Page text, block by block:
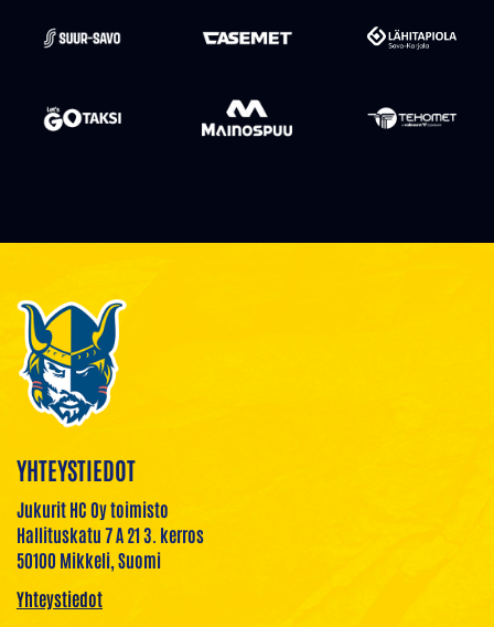
YHTEYSTIEDOT
Jukurit HC Oy toimisto
Hallituskatu 7 A 21 3. kerros
50100 Mikkeli, Suomi
Yhteystiedot